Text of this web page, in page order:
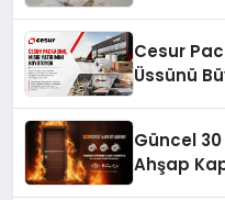
Cesur
Üssünü
Güncel 30
Ahşap